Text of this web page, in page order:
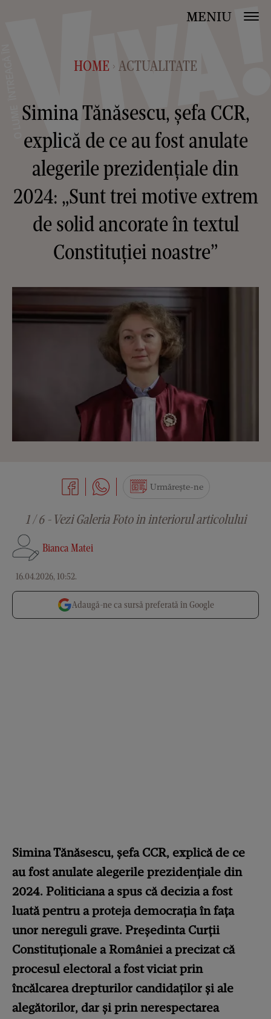
MENIU
HOME > ACTUALITATE
Simina Tănăsescu, șefa CCR,
explică de ce au fost anulate
alegerile prezidențiale din
2024: „Sunt trei motive extrem
de solid ancorate în textul
Constituției noastre”
Bianca Matei
16.04.2026, 10:52.
Urmărește-ne
1 / 6 - Vezi Galeria Foto in interiorul articolului
Adaugă-ne ca sursă preferată în Google
Simina Tănăsescu, șefa CCR, explică de ce
au fost anulate alegerile prezidențiale din
2024. Politiciana a spus că decizia a fost
luată pentru a proteja democrația în fața
unor nereguli grave. Președinta Curții
Constituționale a României a precizat că
procesul electoral a fost viciat prin
încălcarea drepturilor candidaților și ale
alegătorilor, dar și prin nerespectarea